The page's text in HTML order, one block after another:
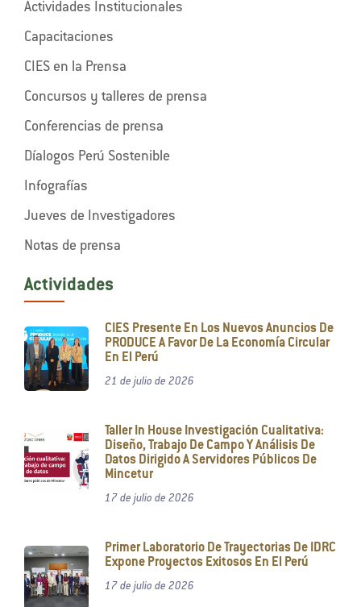
Actividades Institucionales
Capacitaciones
CIES en la Prensa
Concursos y talleres de prensa
Conferencias de prensa
Díalogos Perú Sostenible
Infografías
Jueves de Investigadores
Notas de prensa
Actividades
CIES Presente En Los Nuevos Anuncios De
PRODUCE A Favor De La Economía Circular
En El Perú
21 de julio de 2026
Taller In House Investigación Cualitativa:
Diseño, Trabajo De Campo Y Análisis De
Datos Dirigido A Servidores Públicos De
Mincetur
17 de julio de 2026
Primer Laboratorio De Trayectorias De IDRC
Expone Proyectos Exitosos En El Perú
17 de julio de 2026